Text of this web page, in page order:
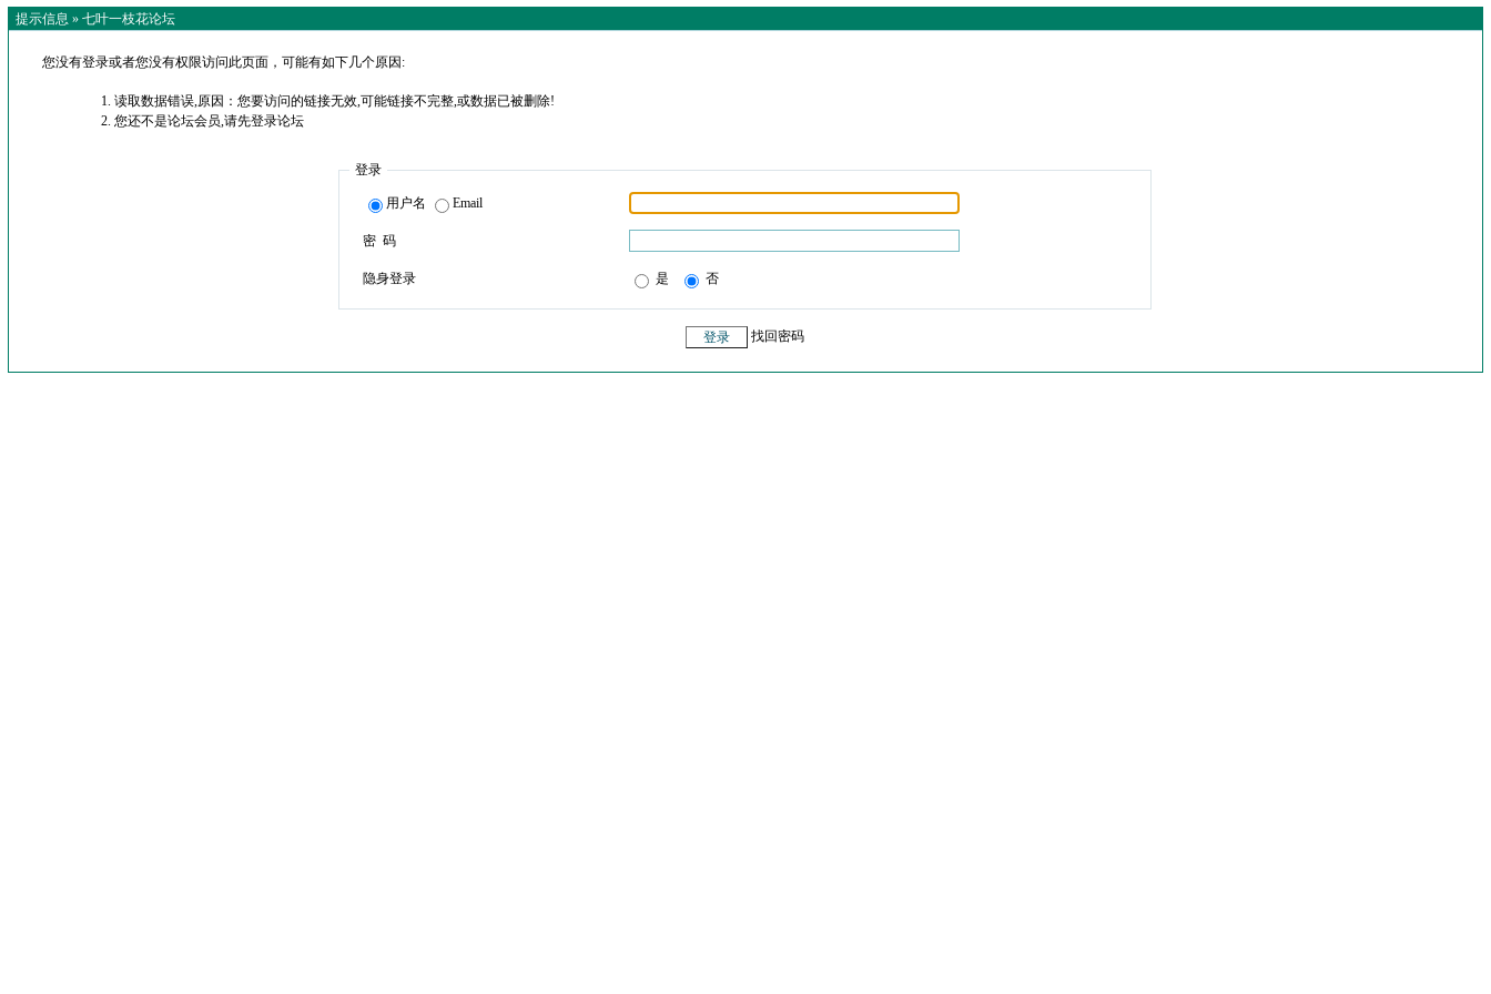
提示信息 » 七叶一枝花论坛
您没有登录或者您没有权限访问此页面，可能有如下几个原因:
读取数据错误,原因：您要访问的链接无效,可能链接不完整,或数据已被删除!
您还不是论坛会员,请先登录论坛
登录
用户名 Email
密 码
隐身登录 是 否
找回密码